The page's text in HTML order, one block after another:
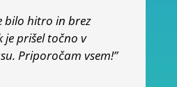
bilo hitro in brez
je prišel točno v
Priporočam vsem!”